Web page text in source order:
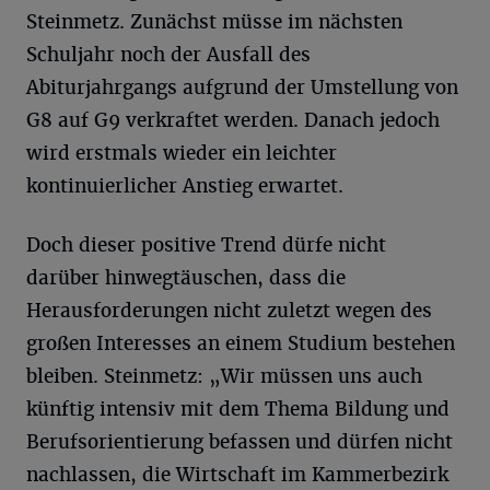
Steinmetz. Zunächst müsse im nächsten
Schuljahr noch der Ausfall des
Abiturjahrgangs aufgrund der Umstellung von
G8 auf G9 verkraftet werden. Danach jedoch
wird erstmals wieder ein leichter
kontinuierlicher Anstieg erwartet.
Doch dieser positive Trend dürfe nicht
darüber hinwegtäuschen, dass die
Herausforderungen nicht zuletzt wegen des
großen Interesses an einem Studium bestehen
bleiben. Steinmetz: „Wir müssen uns auch
künftig intensiv mit dem Thema Bildung und
Berufsorientierung befassen und dürfen nicht
nachlassen, die Wirtschaft im Kammerbezirk